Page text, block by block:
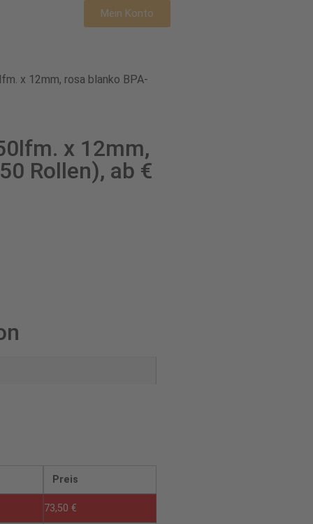
Mein Konto
x 12mm, rosa blanko BPA-
x 12mm,
Rollen), ab €
Preis
73,50 €